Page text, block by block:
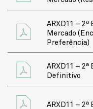
ARXD11 – 2ª
Mercado
Preferência)
ARXD11 –
Definitivo
ARXD11 –